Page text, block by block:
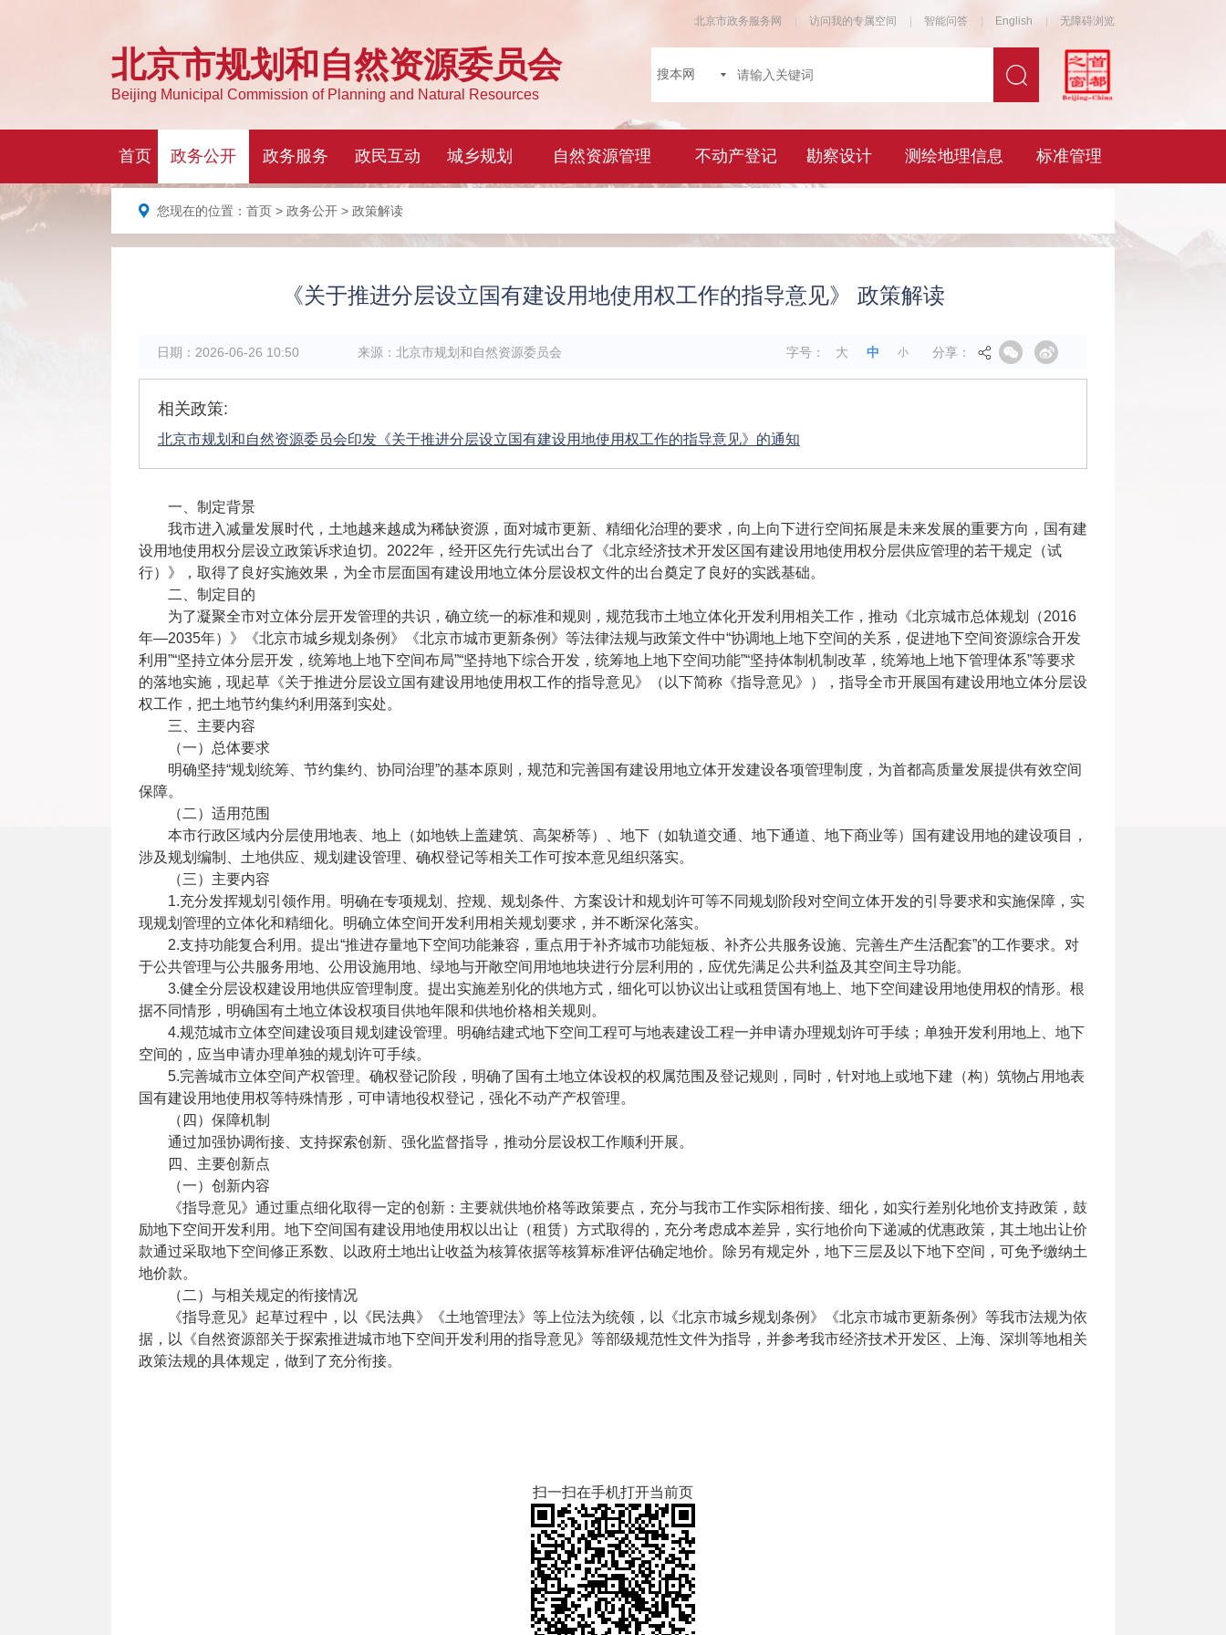
您现在的位置： 首页 > 政务公开 > 政策解读
《关于推进分层设立国有建设用地使用权工作的指导意见》 政策解读
日期： 2026-06-26 10:50 来源： 北京市规划和自然资源委员会 字号： 大 中 小 分享：
相关政策:
北京市规划和自然资源委员会印发《关于推进分层设立国有建设用地使用权工作的指导意见》的通知
一、制定背景
我市进入减量发展时代，土地越来越成为稀缺资源，面对城市更新、精细化治理的要求，向上向下进行空间拓展是未来发展的重要方向，国有建
设用地使用权分层设立政策诉求迫切。2022年，经开区先行先试出台了《北京经济技术开发区国有建设用地使用权分层供应管理的若干规定（试
行）》，取得了良好实施效果，为全市层面国有建设用地立体分层设权文件的出台奠定了良好的实践基础。
二、制定目的
为了凝聚全市对立体分层开发管理的共识，确立统一的标准和规则，规范我市土地立体化开发利用相关工作，推动《北京城市总体规划（2016
年—2035年）》《北京市城乡规划条例》《北京市城市更新条例》等法律法规与政策文件中“协调地上地下空间的关系，促进地下空间资源综合开发
利用”“坚持立体分层开发，统筹地上地下空间布局”“坚持地下综合开发，统筹地上地下空间功能”“坚持体制机制改革，统筹地上地下管理体系”等要求
的落地实施，现起草《关于推进分层设立国有建设用地使用权工作的指导意见》（以下简称《指导意见》），指导全市开展国有建设用地立体分层设
权工作，把土地节约集约利用落到实处。
三、主要内容
（一）总体要求
明确坚持“规划统筹、节约集约、协同治理”的基本原则，规范和完善国有建设用地立体开发建设各项管理制度，为首都高质量发展提供有效空间
保障。
（二）适用范围
本市行政区域内分层使用地表、地上（如地铁上盖建筑、高架桥等）、地下（如轨道交通、地下通道、地下商业等）国有建设用地的建设项目，
涉及规划编制、土地供应、规划建设管理、确权登记等相关工作可按本意见组织落实。
（三）主要内容
1.充分发挥规划引领作用。明确在专项规划、控规、规划条件、方案设计和规划许可等不同规划阶段对空间立体开发的引导要求和实施保障，实
现规划管理的立体化和精细化。明确立体空间开发利用相关规划要求，并不断深化落实。
2.支持功能复合利用。提出“推进存量地下空间功能兼容，重点用于补齐城市功能短板、补齐公共服务设施、完善生产生活配套”的工作要求。对
于公共管理与公共服务用地、公用设施用地、绿地与开敞空间用地地块进行分层利用的，应优先满足公共利益及其空间主导功能。
3.健全分层设权建设用地供应管理制度。提出实施差别化的供地方式，细化可以协议出让或租赁国有地上、地下空间建设用地使用权的情形。根
据不同情形，明确国有土地立体设权项目供地年限和供地价格相关规则。
4.规范城市立体空间建设项目规划建设管理。明确结建式地下空间工程可与地表建设工程一并申请办理规划许可手续；单独开发利用地上、地下
空间的，应当申请办理单独的规划许可手续。
5.完善城市立体空间产权管理。确权登记阶段，明确了国有土地立体设权的权属范围及登记规则，同时，针对地上或地下建（构）筑物占用地表
国有建设用地使用权等特殊情形，可申请地役权登记，强化不动产产权管理。
（四）保障机制
通过加强协调衔接、支持探索创新、强化监督指导，推动分层设权工作顺利开展。
四、主要创新点
（一）创新内容
《指导意见》通过重点细化取得一定的创新：主要就供地价格等政策要点，充分与我市工作实际相衔接、细化，如实行差别化地价支持政策，鼓
励地下空间开发利用。地下空间国有建设用地使用权以出让（租赁）方式取得的，充分考虑成本差异，实行地价向下递减的优惠政策，其土地出让价
款通过采取地下空间修正系数、以政府土地出让收益为核算依据等核算标准评估确定地价。除另有规定外，地下三层及以下地下空间，可免予缴纳土
地价款。
（二）与相关规定的衔接情况
《指导意见》起草过程中，以《民法典》《土地管理法》等上位法为统领，以《北京市城乡规划条例》《北京市城市更新条例》等我市法规为依
据，以《自然资源部关于探索推进城市地下空间开发利用的指导意见》等部级规范性文件为指导，并参考我市经济技术开发区、上海、深圳等地相关
政策法规的具体规定，做到了充分衔接。
扫一扫在手机打开当前页